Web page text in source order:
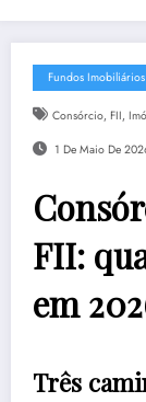
Fundos Imobiliários
Consórcio, FII,
1 De Maio De
FII:
em
Três